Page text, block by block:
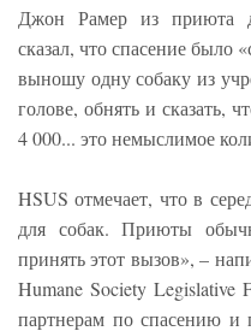
Джон Рамер из приюта
сказал, что спасение
выношу одну собаку из
голове, обнять и сказать,
4 000... это немыслимое
HSUS отмечает, что в
для собак. Приюты
принять этот вызов», –
Humane Society
партнерам по спасению и